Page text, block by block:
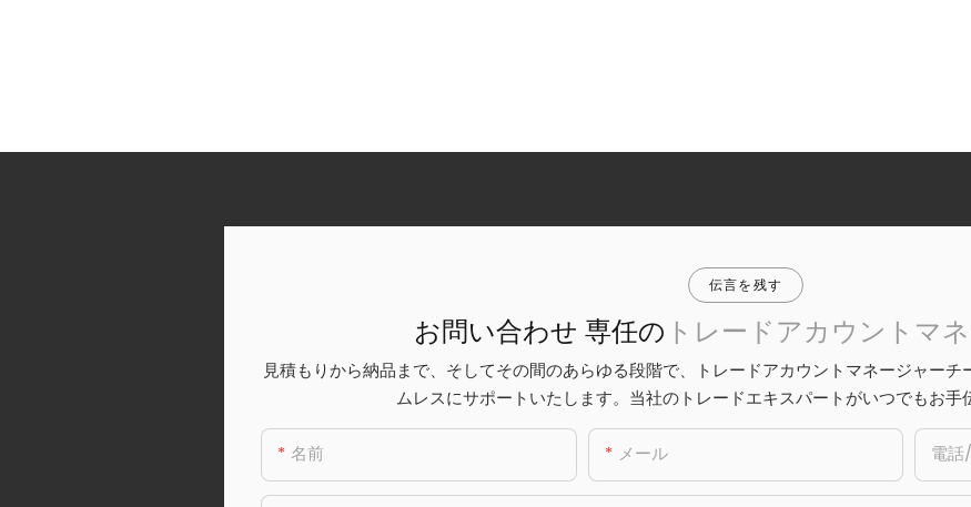
伝言を残す
お問い合わせ 専任の トレードアカウントマ
見積もりから納品まで、そしてその間のあらゆる段階で、トレードアカウントマネージャー
ムレスにサポートいたします。当社のトレードエキスパートがいつでもお手
名前 メール 電